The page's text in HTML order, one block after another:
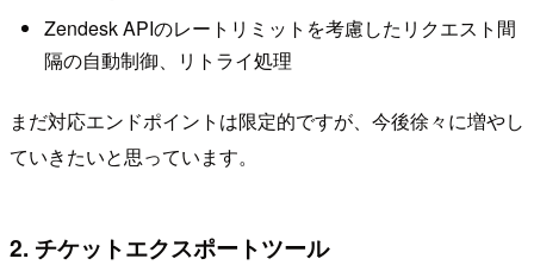
Zendesk APIのレートリミットを考慮したリクエスト間
隔の自動制御、リトライ処理
まだ対応エンドポイントは限定的ですが、今後徐々に増やし
ていきたいと思っています。
2. チケットエクスポートツール